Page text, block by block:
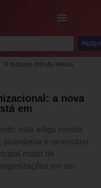
9 minutos min de leitura
a nova
em
este artigo mostra
abandonar e reconstruir
motor de
em um